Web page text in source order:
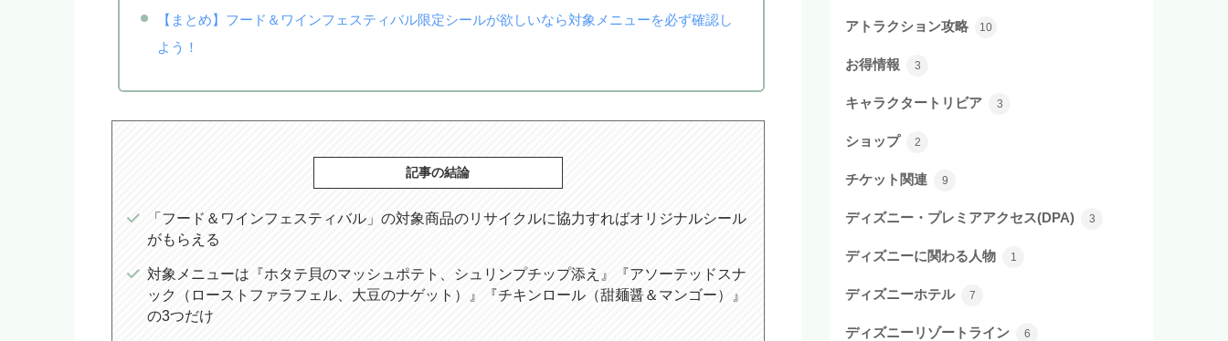
【まとめ】フード＆ワインフェスティバル限定シールが欲しいなら対象メニューを必ず確認し
よう！
記事の結論
「フード＆ワインフェスティバル」の対象商品のリサイクルに協力すればオリジナルシール
がもらえる
対象メニューは『ホタテ貝のマッシュポテト、シュリンプチップ添え』『アソーテッドスナ
ック（ローストファラフェル、大豆のナゲット）』『チキンロール（甜麺醤＆マンゴー）』
の3つだけ
アトラクション攻略 10
お得情報 3
キャラクタートリビア 3
ショップ 2
チケット関連 9
ディズニー・プレミアアクセス(DPA) 3
ディズニーに関わる人物 1
ディズニーホテル 7
ディズニーリゾートライン 6